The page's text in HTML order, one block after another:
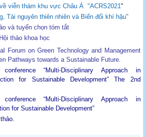
viễn thám khu vực Châu Á "ACRS2021"
Tài nguyên thiên nhiên và Biến đổi khí hậu"
và tuyển chọn tóm tắt
thảo khoa học
Forum on Green Technology and Management
Pathways towards a Sustainable Future.
“Multi-Disciplinary Approach in
for Sustainable Development”The 2nd
“Multi-Disciplinary Approach in
for Sustainable Development”